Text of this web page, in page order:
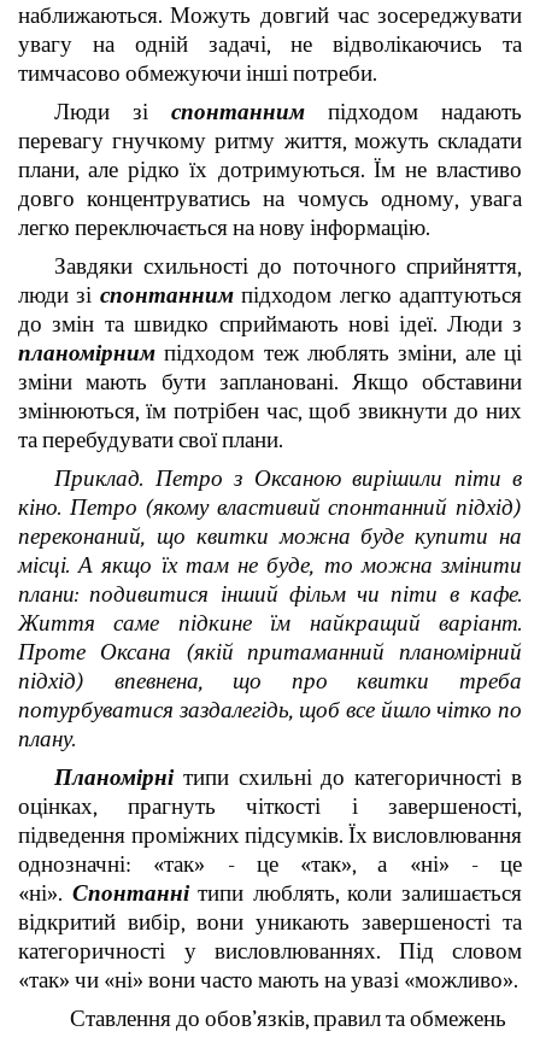
наближаються. Можуть довгий час зосереджувати
увагу на одній задачі, не відволікаючись та
тимчасово обмежуючи інші потреби.
Люди зі спонтанним підходом надають
перевагу гнучкому ритму життя, можуть складати
плани, але рідко їх дотримуються. Їм не властиво
довго концентруватись на чомусь одному, увага
легко переключається на нову інформацію.
Завдяки схильності до поточного сприйняття,
люди зі спонтаннимпідходом легко адаптуються
до змін та швидко сприймають нові ідеї. Люди з
планомірним підходом теж люблять зміни, але ці
зміни мають бути заплановані. Якщо обставини
змінюються, їм потрібен час, щоб звикнути до них
та перебудувати свої плани.
Приклад. Петро з Оксаною вирішили піти в
кіно. Петро (якому властивий спонтанний підхід)
переконаний, що квитки можна буде купити на
місці. А якщо їх там не буде, то можна змінити
плани: подивитися інший фільм чи піти в кафе.
Життя саме підкине їм найкращий варіант.
Проте Оксана (якій притаманний планомірний
підхід) впевнена, що про квитки треба
потурбуватися заздалегідь, щоб все йшло чітко по
плану.
Планомірнітипи схильні до категоричності в
оцінках, прагнуть чіткості і завершеності,
підведення проміжних підсумків. Їх висловлювання
однозначні: «так» - це «так», а «ні» - це
«ні». Спонтаннітипи люблять, коли залишається
відкритий вибір, вони уникають завершеності та
категоричності у висловлюваннях. Під словом
«так» чи «ні» вони часто мають на увазі «можливо».
Ставлення до обов’язків, правил та обмежень